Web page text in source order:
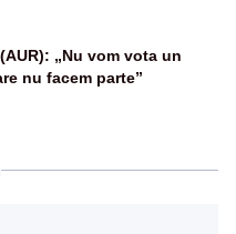
„Nu vom vota un
nu facem parte”